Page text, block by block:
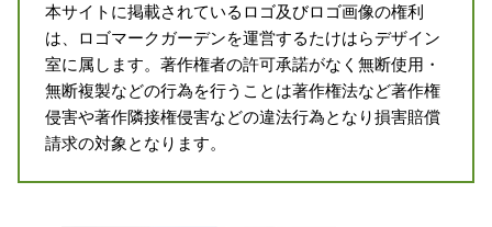
本サイトに掲載されているロゴ及びロゴ画像の権利
は、ロゴマークガーデンを運営するたけはらデザイン
室に属します。著作権者の許可承諾がなく無断使用・
無断複製などの行為を行うことは著作権法など著作権
侵害や著作隣接権侵害などの違法行為となり損害賠償
請求の対象となります。